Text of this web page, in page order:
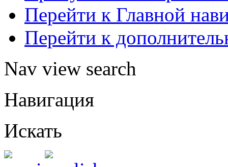
Перейти к Главной
Перейти к
Nav view search
Навигация
Искать